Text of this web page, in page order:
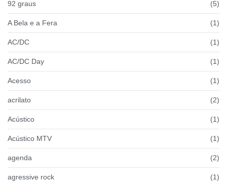
92 graus (5)
A Bela e a Fera (1)
AC/DC (1)
AC/DC Day (1)
Acesso (1)
acrilato (2)
Acústico (1)
Acústico MTV (1)
agenda (2)
agressive rock (1)